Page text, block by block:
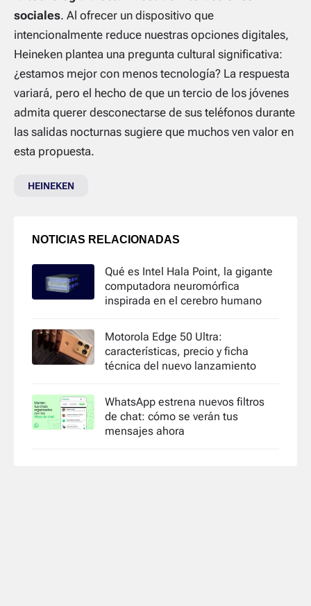
sociales. Al ofrecer un dispositivo que
intencionalmente reduce nuestras opciones digitales,
Heineken plantea una pregunta cultural significativa:
¿estamos mejor con menos tecnología? La respuesta
variará, pero el hecho de que un tercio de los jóvenes
admita querer desconectarse de sus teléfonos durante
las salidas nocturnas sugiere que muchos ven valor en
esta propuesta.
HEINEKEN
NOTICIAS RELACIONADAS
Qué es Intel Hala Point, la gigante
computadora neuromórfica
inspirada en el cerebro humano
Motorola Edge 50 Ultra:
características, precio y ficha
técnica del nuevo lanzamiento
WhatsApp estrena nuevos filtros
de chat: cómo se verán tus
mensajes ahora